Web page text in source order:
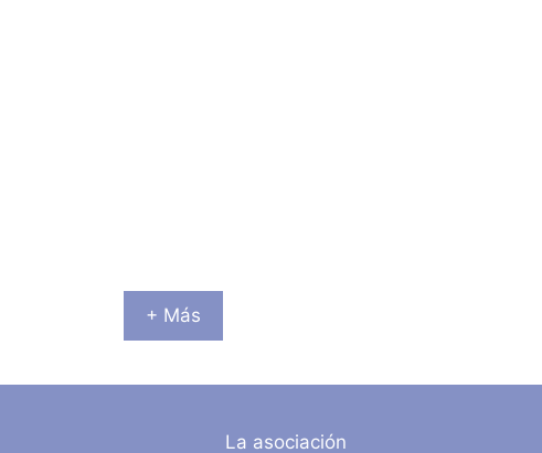
+ Más
La asociación